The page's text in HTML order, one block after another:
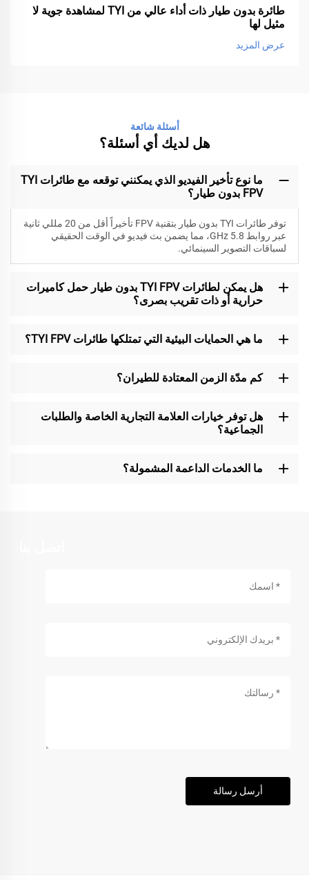
طائرة بدون طيار ذات أداء عالي من TYI لمشاهدة جوية لا
مثيل لها
عرض المزيد
أسئلة شائعة
هل لديك أي أسئلة؟
ما نوع تأخير الفيديو الذي يمكنني توقعه مع طائرات TYI
FPV بدون طيار؟
توفر طائرات TYI بدون طيار بتقنية FPV تأخيراً أقل من 20 مللي ثانية
عبر روابط 5.8 GHz، مما يضمن بث فيديو في الوقت الحقيقي
لسباقات التصوير السينمائي.
هل يمكن لطائرات TYI FPV بدون طيار حمل كاميرات
حرارية أو ذات تقريب بصرى؟
ما هي الحمايات البيئية التي تمتلكها طائرات TYI FPV؟
كم مدّة الزمن المعتادة للطيران؟
هل توفر خيارات العلامة التجارية الخاصة والطلبات
الجماعية؟
ما الخدمات الداعمة المشمولة؟
أرسل رسالة